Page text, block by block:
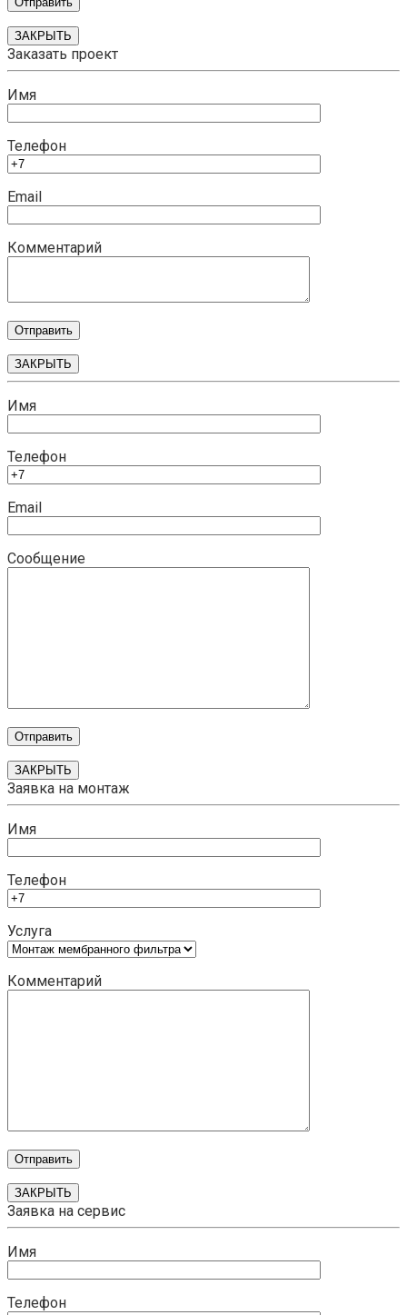
ЗАКРЫТЬ
Заказать проект
Имя
Телефон
Email
Комментарий
ЗАКРЫТЬ
Имя
Телефон
Email
Сообщение
ЗАКРЫТЬ
Заявка на монтаж
Имя
Телефон
Услуга
Комментарий
ЗАКРЫТЬ
Заявка на сервис
Имя
Телефон